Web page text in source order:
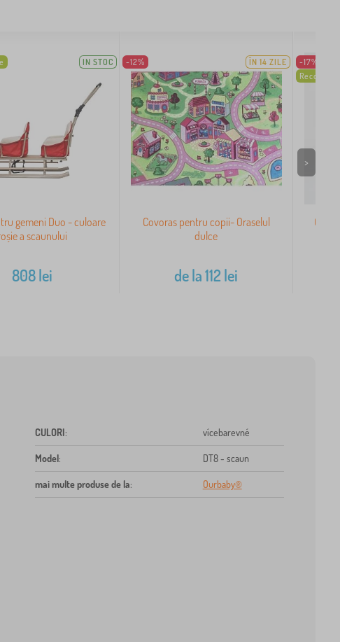
IN STOC
gemeni Duo - culoare
a scaunului
808lei
-12% ÎN 14 ZILE
Covoras pentru copii- Oraselul
dulce
de la112 lei
-17%
>
CULORI: vícebarevné
Model: DT8 - scaun
mai multe produse de la: Ourbaby®